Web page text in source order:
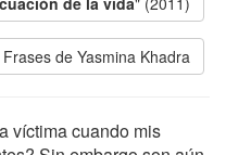
Frases de Yasmina Khadra
víctima cuando mis